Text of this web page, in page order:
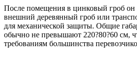
После помещения в цинковый гроб он
внешний деревянный гроб или
для механической защиты. Общие
обычно не превышают 220?80?60 см,
требованиям большинства